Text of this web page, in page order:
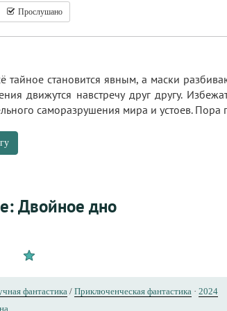
Прослушано
тайное становится явным, а маски
движутся навстречу друг другу.
саморазрушения мира и устоев. Пора
Двойное дно
фантастика / Приключенческая фантастика · 2024